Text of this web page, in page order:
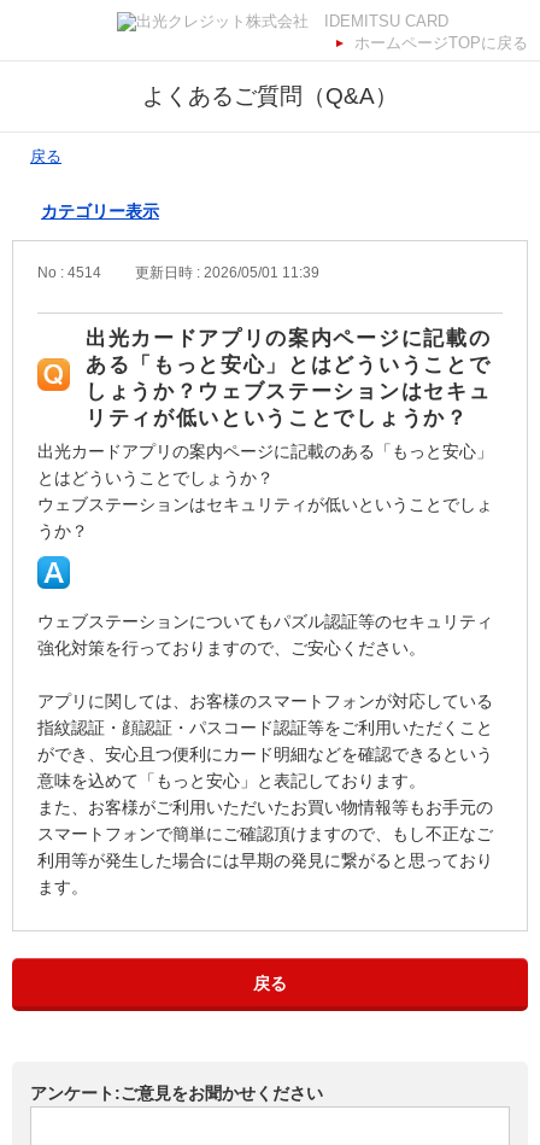
ホームページTOPに戻る
よくあるご質問（Q&A）
戻る
カテゴリー表示
No : 4514 更新日時 : 2026/05/01 11:39
出光カードアプリの案内ページに記載の
ある「もっと安心」とはどういうことで
しょうか？ウェブステーションはセキュ
リティが低いということでしょうか？
出光カードアプリの案内ページに記載のある「もっと安心」
とはどういうことでしょうか？
ウェブステーションはセキュリティが低いということでしょ
うか？
ウェブステーションについてもパズル認証等のセキュリティ
強化対策を行っておりますので、ご安心ください。
アプリに関しては、お客様のスマートフォンが対応している
指紋認証・顔認証・パスコード認証等をご利用いただくこと
ができ、安心且つ便利にカード明細などを確認できるという
意味を込めて「もっと安心」と表記しております。
また、お客様がご利用いただいたお買い物情報等もお手元の
スマートフォンで簡単にご確認頂けますので、もし不正なご
利用等が発生した場合には早期の発見に繋がると思っており
ます。
戻る
アンケート:ご意見をお聞かせください